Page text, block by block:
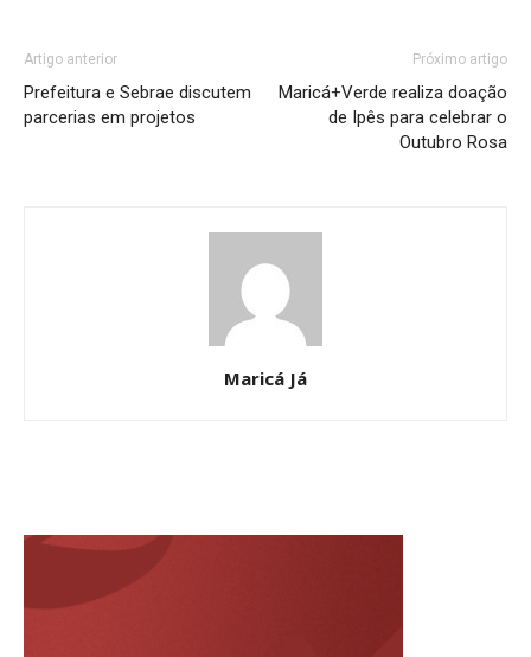
Artigo anterior
Prefeitura e Sebrae discutem
parcerias em projetos
Próximo artigo
Maricá+Verde realiza doação
de Ipês para celebrar o
Outubro Rosa
Maricá Já